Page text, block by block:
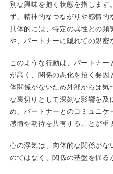
別な興味を抱く状態を指します
ず、精神的なつながりや感情的
具体的には、特定の異性との頻
や、パートナーに隠れての親密
このような行動は、パートナー
が高く、関係の悪化を招く要因
体関係がないため外部からは気
な裏切りとして深刻な影響を及
め、パートナーとのコミュニケ
感情や期待を共有することが重
心の浮気は、肉体的な関係がな
のではなく、関係の基盤を揺る